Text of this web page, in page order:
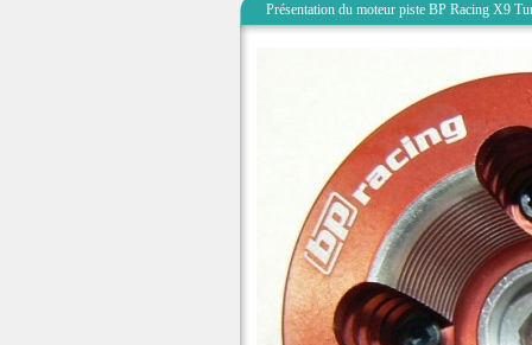
Présentation du moteur piste BP Racing X9